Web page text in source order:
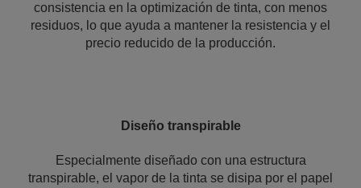
consistencia en la optimización de tinta, con menos
residuos, lo que ayuda a mantener la resistencia y el
precio reducido de la producción.
Diseño transpirable
Especialmente diseñado con una estructura
transpirable, el vapor de la tinta se disipa por el papel